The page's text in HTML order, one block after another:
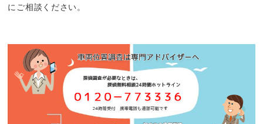
にご相談ください。